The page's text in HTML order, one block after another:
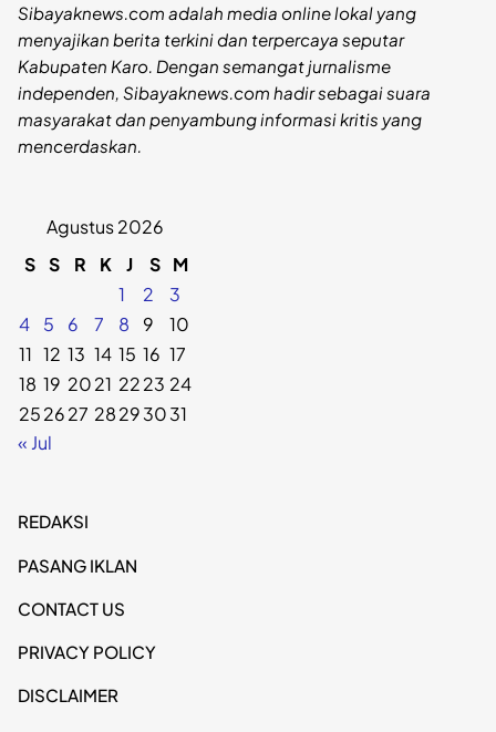
Sibayaknews.com adalah media online lokal yang
menyajikan berita terkini dan terpercaya seputar
Kabupaten Karo. Dengan semangat jurnalisme
independen, Sibayaknews.com hadir sebagai suara
masyarakat dan penyambung informasi kritis yang
mencerdaskan.
Agustus 2026
S S R K J S M
1
2
3
4
5 6 7 8 9
10
11 12 13 14 15 16 17
18 19 2021 2223 24
252627 28293031
« Jul
REDAKSI
PASANG IKLAN
CONTACT US
PRIVACY POLICY
DISCLAIMER